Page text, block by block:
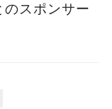
のスポンサー